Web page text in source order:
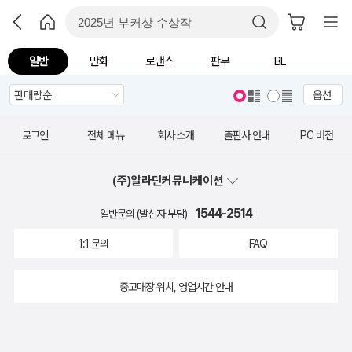
일반 만화 로맨스 판무 BL
옵션
로그인 전체 메뉴 회사 소개 출판사 안내 PC 버전
(주)알라딘커뮤니케이션
일반문의 (발신자 부담) 1544-2514
1:1 문의 FAQ
중고매장 위치, 영업시간 안내